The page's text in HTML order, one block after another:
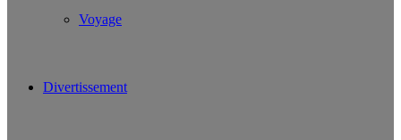
Voyage
Divertissement